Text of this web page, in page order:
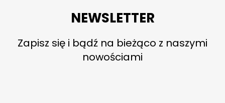
NEWSLETTER
Zapisz się i bądź na bieżąco z naszymi
nowościami